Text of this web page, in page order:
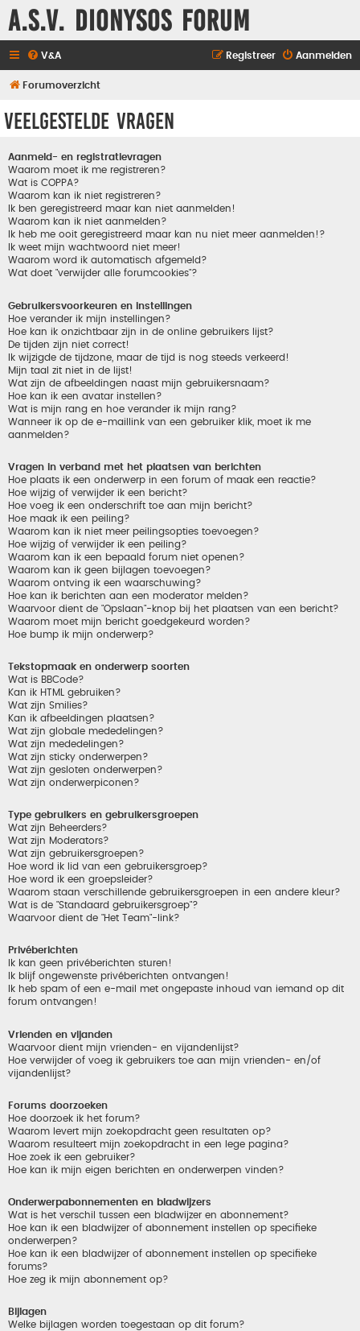
A.S.V. Dionysos Forum
V&A Aanmelden
Registreer
Forumoverzicht
Veelgestelde vragen
Aanmeld- en registratievragen
Waarom moet ik me registreren?
Wat is COPPA?
Waarom kan ik niet registreren?
Ik ben geregistreerd maar kan niet aanmelden!
Waarom kan ik niet aanmelden?
Ik heb me ooit geregistreerd maar kan nu niet meer aanmelden!?
Ik weet mijn wachtwoord niet meer!
Waarom word ik automatisch afgemeld?
Wat doet "verwijder alle forumcookies"?
Gebruikersvoorkeuren en instellingen
Hoe verander ik mijn instellingen?
Hoe kan ik onzichtbaar zijn in de online gebruikers lijst?
De tijden zijn niet correct!
Ik wijzigde de tijdzone, maar de tijd is nog steeds verkeerd!
Mijn taal zit niet in de lijst!
Wat zijn de afbeeldingen naast mijn gebruikersnaam?
Hoe kan ik een avatar instellen?
Wat is mijn rang en hoe verander ik mijn rang?
Wanneer ik op de e-maillink van een gebruiker klik, moet ik me
aanmelden?
Vragen in verband met het plaatsen van berichten
Hoe plaats ik een onderwerp in een forum of maak een reactie?
Hoe wijzig of verwijder ik een bericht?
Hoe voeg ik een onderschrift toe aan mijn bericht?
Hoe maak ik een peiling?
Waarom kan ik niet meer peilingsopties toevoegen?
Hoe wijzig of verwijder ik een peiling?
Waarom kan ik een bepaald forum niet openen?
Waarom kan ik geen bijlagen toevoegen?
Waarom ontving ik een waarschuwing?
Hoe kan ik berichten aan een moderator melden?
Waarvoor dient de "Opslaan"-knop bij het plaatsen van een bericht?
Waarom moet mijn bericht goedgekeurd worden?
Hoe bump ik mijn onderwerp?
Tekstopmaak en onderwerp soorten
Wat is BBCode?
Kan ik HTML gebruiken?
Wat zijn Smilies?
Kan ik afbeeldingen plaatsen?
Wat zijn globale mededelingen?
Wat zijn mededelingen?
Wat zijn sticky onderwerpen?
Wat zijn gesloten onderwerpen?
Wat zijn onderwerpiconen?
Type gebruikers en gebruikersgroepen
Wat zijn Beheerders?
Wat zijn Moderators?
Wat zijn gebruikersgroepen?
Hoe word ik lid van een gebruikersgroep?
Hoe word ik een groepsleider?
Waarom staan verschillende gebruikersgroepen in een andere kleur?
Wat is de "Standaard gebruikersgroep"?
Waarvoor dient de "Het Team"-link?
Privéberichten
Ik kan geen privéberichten sturen!
Ik blijf ongewenste privéberichten ontvangen!
Ik heb spam of een e-mail met ongepaste inhoud van iemand op dit
forum ontvangen!
Vrienden en vijanden
Waarvoor dient mijn vrienden- en vijandenlijst?
Hoe verwijder of voeg ik gebruikers toe aan mijn vrienden- en/of
vijandenlijst?
Forums doorzoeken
Hoe doorzoek ik het forum?
Waarom levert mijn zoekopdracht geen resultaten op?
Waarom resulteert mijn zoekopdracht in een lege pagina?
Hoe zoek ik een gebruiker?
Hoe kan ik mijn eigen berichten en onderwerpen vinden?
Onderwerpabonnementen en bladwijzers
Wat is het verschil tussen een bladwijzer en abonnement?
Hoe kan ik een bladwijzer of abonnement instellen op specifieke
onderwerpen?
Hoe kan ik een bladwijzer of abonnement instellen op specifieke
forums?
Hoe zeg ik mijn abonnement op?
Bijlagen
Welke bijlagen worden toegestaan op dit forum?